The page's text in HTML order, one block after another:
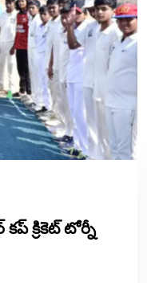
క్రికెట్ టోర్నీ